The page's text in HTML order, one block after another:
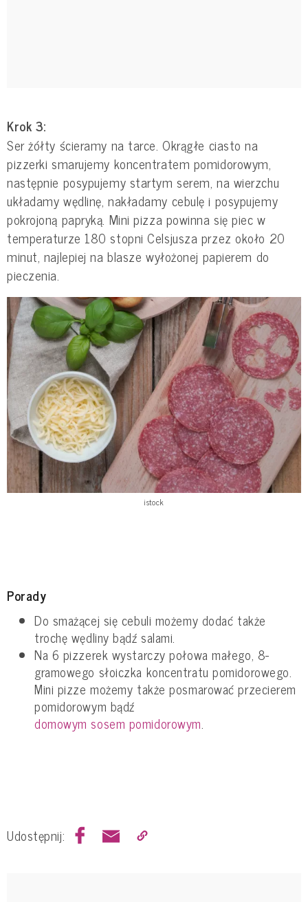
Krok 3:
Ser żółty ścieramy na tarce. Okrągłe ciasto na
pizzerki smarujemy koncentratem pomidorowym,
następnie posypujemy startym serem, na wierzchu
układamy wędlinę, nakładamy cebulę i posypujemy
pokrojoną papryką. Mini pizza powinna się piec w
temperaturze 180 stopni Celsjusza przez około 20
minut, najlepiej na blasze wyłożonej papierem do
pieczenia.
istock
Porady
Do smażącej się cebuli możemy dodać także
trochę wędliny bądź salami.
Na 6 pizzerek wystarczy połowa małego, 8-
gramowego słoiczka koncentratu pomidorowego.
Mini pizze możemy także posmarować przecierem
pomidorowym bądź
domowym sosem pomidorowym.
Udostępnij: